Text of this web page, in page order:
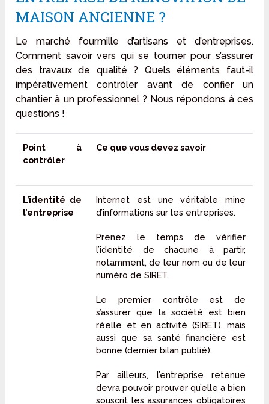
MAISON ANCIENNE ?
Le marché fourmille d’artisans et d’entreprises.
Comment savoir vers qui se tourner pour s’assurer
des travaux de qualité ? Quels éléments faut-il
impérativement contrôler avant de confier un
chantier à un professionnel ? Nous répondons à ces
questions !
Point à
contrôler
Ce que vous devez savoir
L’identité de
l’entreprise
Internet est une véritable mine
d’informations sur les entreprises.
Prenez le temps de vérifier
l’identité de chacune à partir,
notamment, de leur nom ou de leur
numéro de SIRET.
Le premier contrôle est de
s’assurer que la société est bien
réelle et en activité (SIRET), mais
aussi que sa santé financière est
bonne (dernier bilan publié).
Par ailleurs, l’entreprise retenue
devra pouvoir prouver qu’elle a bien
souscrit les assurances obligatoires